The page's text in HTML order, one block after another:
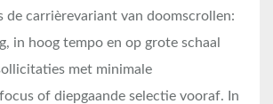
de carrièrevariant van doomscrollen:
in hoog tempo en op grote schaal
met minimale
of diepgaande selectie vooraf. In